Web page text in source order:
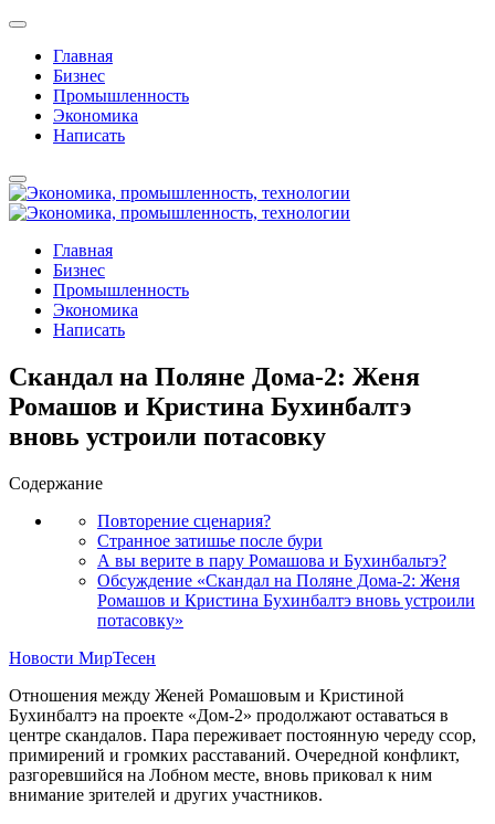
Главная
Бизнес
Промышленность
Экономика
Написать
Главная
Бизнес
Промышленность
Экономика
Написать
Скандал на Поляне Дома-2: Женя
Ромашов и Кристина Бухинбалтэ
вновь устроили потасовку
Содержание
Повторение сценария?
Странное затишье после бури
А вы верите в пару Ромашова и Бухинбальтэ?
Обсуждение «Скандал на Поляне Дома-2: Женя
Ромашов и Кристина Бухинбалтэ вновь устроили
потасовку»
Новости МирТесен
Отношения между Женей Ромашовым и Кристиной
Бухинбалтэ на проекте «Дом-2» продолжают оставаться в
центре скандалов. Пара переживает постоянную череду ссор,
примирений и громких расставаний. Очередной конфликт,
разгоревшийся на Лобном месте, вновь приковал к ним
внимание зрителей и других участников.